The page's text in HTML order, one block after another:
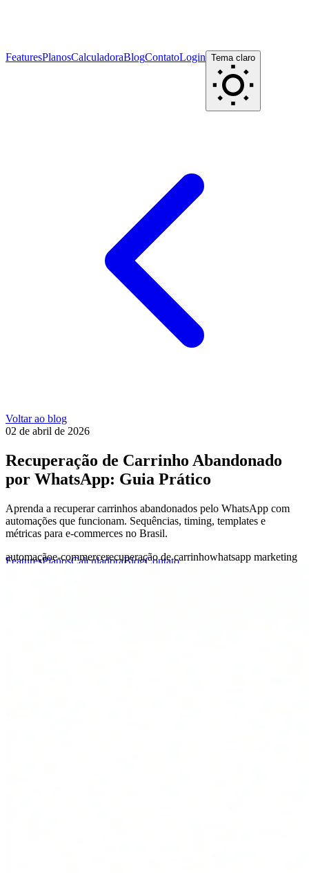
FeaturesPlanosCalculadoraBlogContato
FeaturesPlanosCalculadoraBlogContatoLogin Tema claro
Voltar ao blog
02 de abril de 2026
Recuperação de Carrinho Abandonado
por WhatsApp: Guia Prático
Aprenda a recuperar carrinhos abandonados pelo WhatsApp com
automações que funcionam. Sequências, timing, templates e
métricas para e-commerces no Brasil.
automaçãoe-commercerecuperação de carrinhowhatsapp marketing